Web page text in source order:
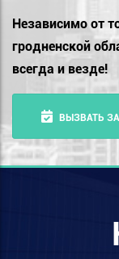
Независимо от
гродненской
всегда и везде!
ВЫЗВАТЬ